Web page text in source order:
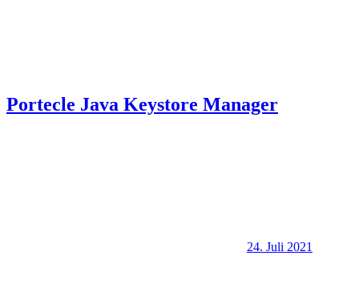
Portecle Java Keystore Manager
24. Juli 2021